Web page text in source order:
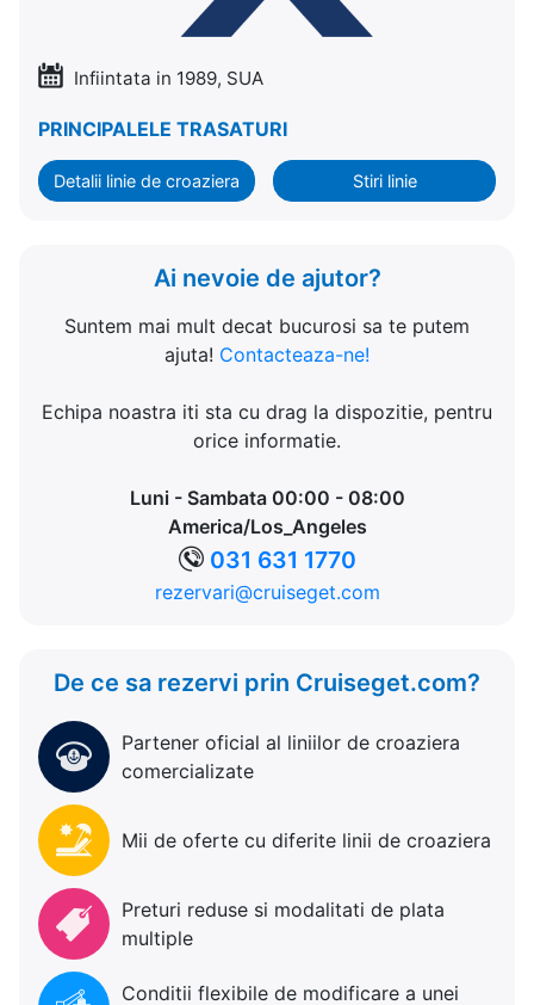
Infiintata in 1989, SUA
PRINCIPALELE TRASATURI
Detalii linie de croaziera Stiri linie
Ai nevoie de ajutor?
Suntem mai mult decat bucurosi sa te putem
ajuta! Contacteaza-ne!
Echipa noastra iti sta cu drag la dispozitie, pentru
orice informatie.
Luni - Sambata 00:00 - 08:00
America/Los_Angeles
031 631 1770
rezervari@cruiseget.com
De ce sa rezervi prin Cruiseget.com?
Partener oficial al liniilor de croaziera
comercializate
Mii de oferte cu diferite linii de croaziera
Preturi reduse si modalitati de plata
multiple
Conditii flexibile de modificare a unei